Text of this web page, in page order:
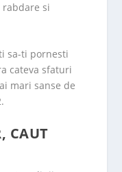
rabdare si
sa-ti pornesti
cateva sfaturi
mari sanse de
CAUT